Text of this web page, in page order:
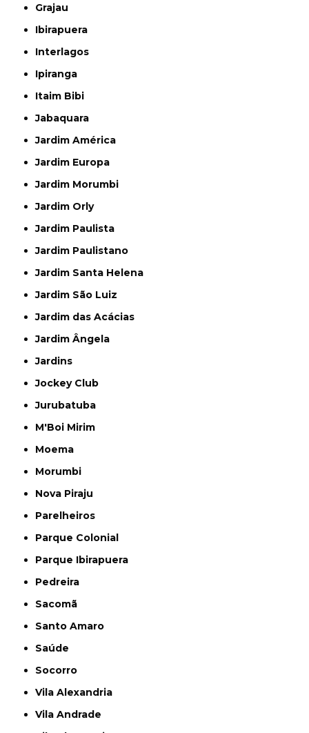
Grajau
Ibirapuera
Interlagos
Ipiranga
Itaim Bibi
Jabaquara
Jardim América
Jardim Europa
Jardim Morumbi
Jardim Orly
Jardim Paulista
Jardim Paulistano
Jardim Santa Helena
Jardim São Luiz
Jardim das Acácias
Jardim Ângela
Jardins
Jockey Club
Jurubatuba
M'Boi Mirim
Moema
Morumbi
Nova Piraju
Parelheiros
Parque Colonial
Parque Ibirapuera
Pedreira
Sacomã
Santo Amaro
Saúde
Socorro
Vila Alexandria
Vila Andrade